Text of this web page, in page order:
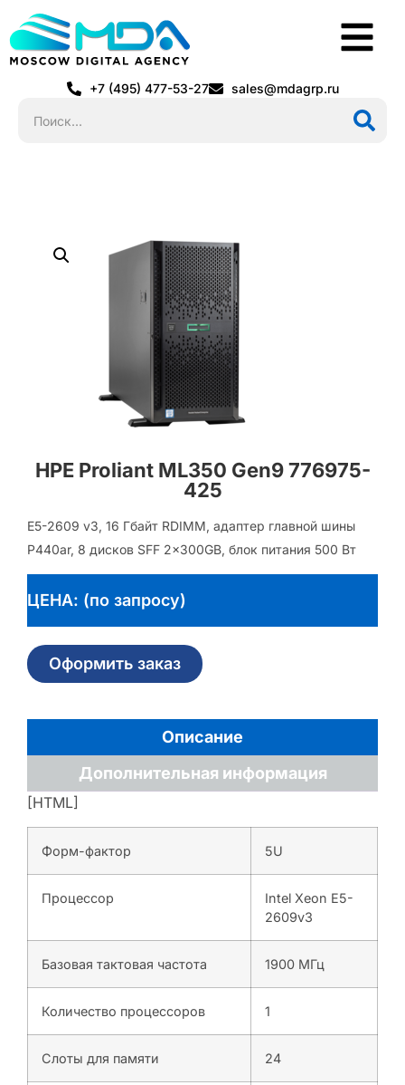
+7 (495) 477-53-27 sales@mdagrp.ru
HPE Proliant ML350 Gen9 776975-
425
E5-2609 v3, 16 Гбайт RDIMM, адаптер главной шины
P440ar, 8 дисков SFF 2x300GB, блок питания 500 Вт
ЦЕНА: (по запросу)
Оформить заказ
Описание
Дополнительная информация
[HTML]
Форм-фактор 5U
Процессор
Intel Xeon E5-
2609v3
Базовая тактовая частота 1900 МГц
Количество процессоров 1
Слоты для памяти 24